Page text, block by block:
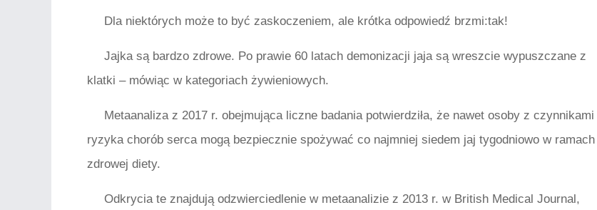
Dla niektórych może to być zaskoczeniem, ale krótka odpowiedź brzmi:tak!
Jajka są bardzo zdrowe. Po prawie 60 latach demonizacji jaja są wreszcie wypuszczane z
klatki – mówiąc w kategoriach żywieniowych.
Metaanaliza z 2017 r. obejmująca liczne badania potwierdziła, że ​​nawet osoby z czynnikami
ryzyka chorób serca mogą bezpiecznie spożywać co najmniej siedem jaj tygodniowo w ramach
zdrowej diety.
Odkrycia te znajdują odzwierciedlenie w metaanalizie z 2013 r. w British Medical Journal,